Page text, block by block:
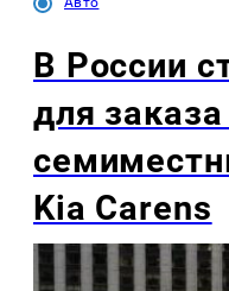
В России
для
Kia Carens